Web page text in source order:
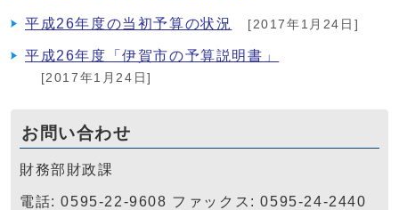
平成26年度の当初予算の状況 [2017年1月24日]
平成26年度「伊賀市の予算説明書」
[2017年1月24日]
お問い合わせ
財務部財政課
電話: 0595-22-9608 ファックス: 0595-24-2440